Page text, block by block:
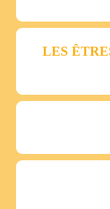
LES